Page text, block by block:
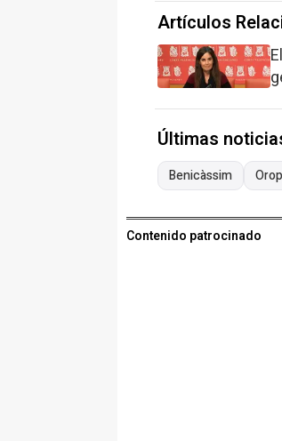
Artículos
Últimas
Benicàssim
Contenido patrocinado